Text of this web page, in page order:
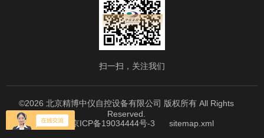
扫一扫，关注我们
©2026 北京精博中仪自控设备有限公司 版权所有 All Rights
Reserved.
备案号：京ICP备19034444号-3
sitemap.xml